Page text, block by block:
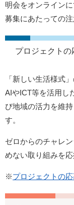
明会をオンライン
募集にあたっての
プロジェクトの
「新しい生活様式
AIやICT等を活用し
び地域の活力を維
す。
ゼロからのチャレ
めない取り組みを応
※プロジェクトの